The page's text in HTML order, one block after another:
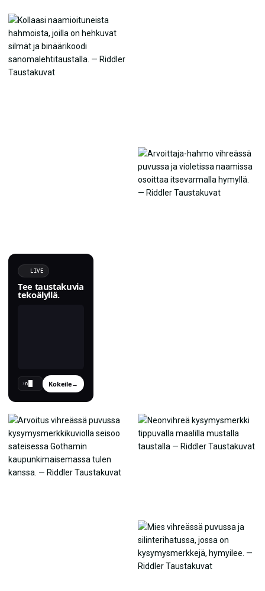
LIVE
Tee taustakuvia
tekoälyllä.
› Kokeile